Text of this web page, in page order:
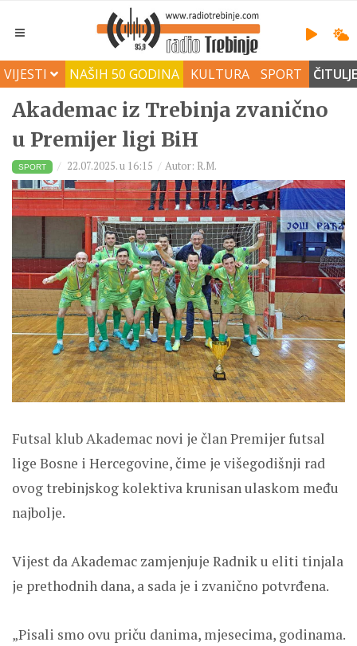
VIJESTI NAŠIH 50 GODINA KULTURA SPORT ČITULJE
Akademac iz Trebinja zvanično
u Premijer ligi BiH
SPORT 22.07.2025. u 16:15 Autor: R.M.
Futsal klub Akademac novi je član Premijer futsal
lige Bosne i Hercegovine, čime je višegodišnji rad
ovog trebinjskog kolektiva krunisan ulaskom među
najbolje.
Vijest da Akademac zamjenjuje Radnik u eliti tinjala
je prethodnih dana, a sada je i zvanično potvrđena.
„Pisali smo ovu priču danima, mjesecima, godinama.